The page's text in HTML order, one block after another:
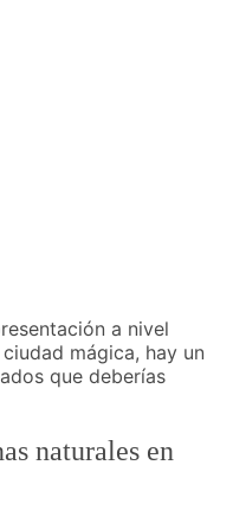
a nivel
mágica, hay un
que deberías
naturales en